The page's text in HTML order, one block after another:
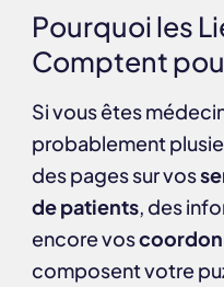
Pourquoi les
Comptent
Si vous êtes
probablement
des pages sur vos
de patients, des
encore vos
composent votre